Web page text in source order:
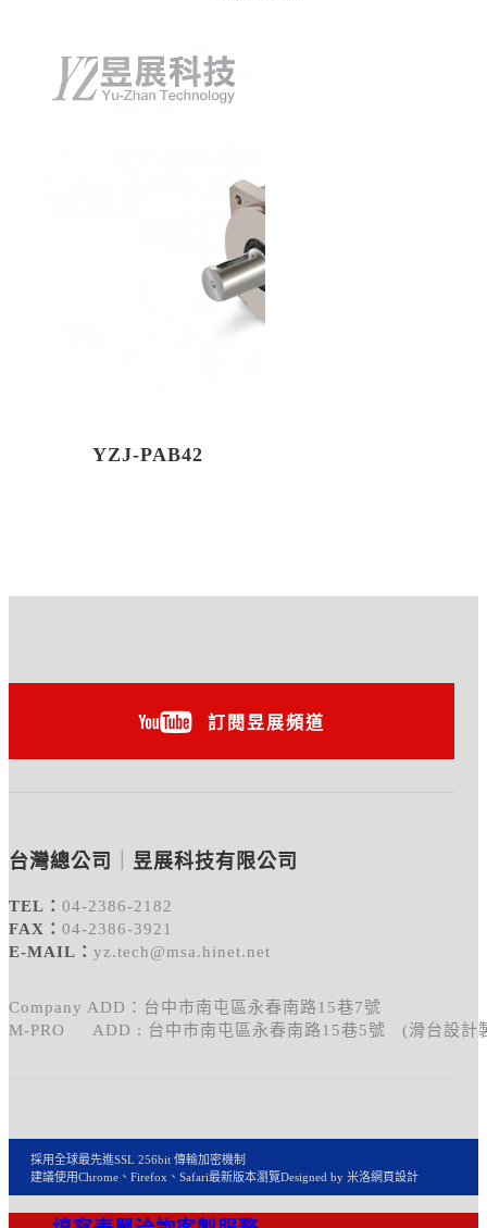
YZJ-PAB42
訂閱昱展頻道
台灣總公司 昱展科技有限公司
TEL： 04-2386-2182
FAX： 04-2386-3921
E-MAIL： yz.tech@msa.hinet.net
Company ADD：台中市南屯區永春南路15巷7號
M-PRO ADD : 台中市南屯區永春南路15巷5號 (滑台設計
採用全球最先進SSL 256bit 傳輸加密機制
建議使用Chrome、Firefox、Safari最新版本瀏覽Designed by 米洛網頁設計